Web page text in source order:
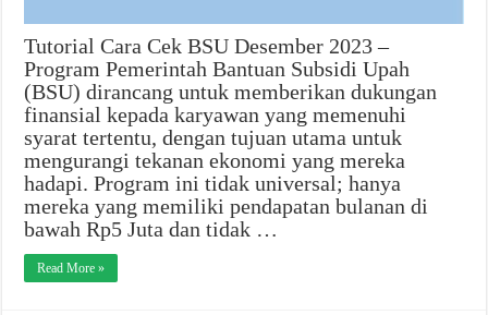
Tutorial Cara Cek BSU Desember 2023 –
Program Pemerintah Bantuan Subsidi Upah
(BSU) dirancang untuk memberikan dukungan
finansial kepada karyawan yang memenuhi
syarat tertentu, dengan tujuan utama untuk
mengurangi tekanan ekonomi yang mereka
hadapi. Program ini tidak universal; hanya
mereka yang memiliki pendapatan bulanan di
bawah Rp5 Juta dan tidak …
Read More »